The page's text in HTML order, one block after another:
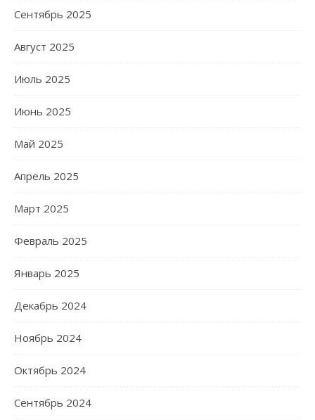
Сентябрь 2025
Август 2025
Июль 2025
Июнь 2025
Май 2025
Апрель 2025
Март 2025
Февраль 2025
Январь 2025
Декабрь 2024
Ноябрь 2024
Октябрь 2024
Сентябрь 2024